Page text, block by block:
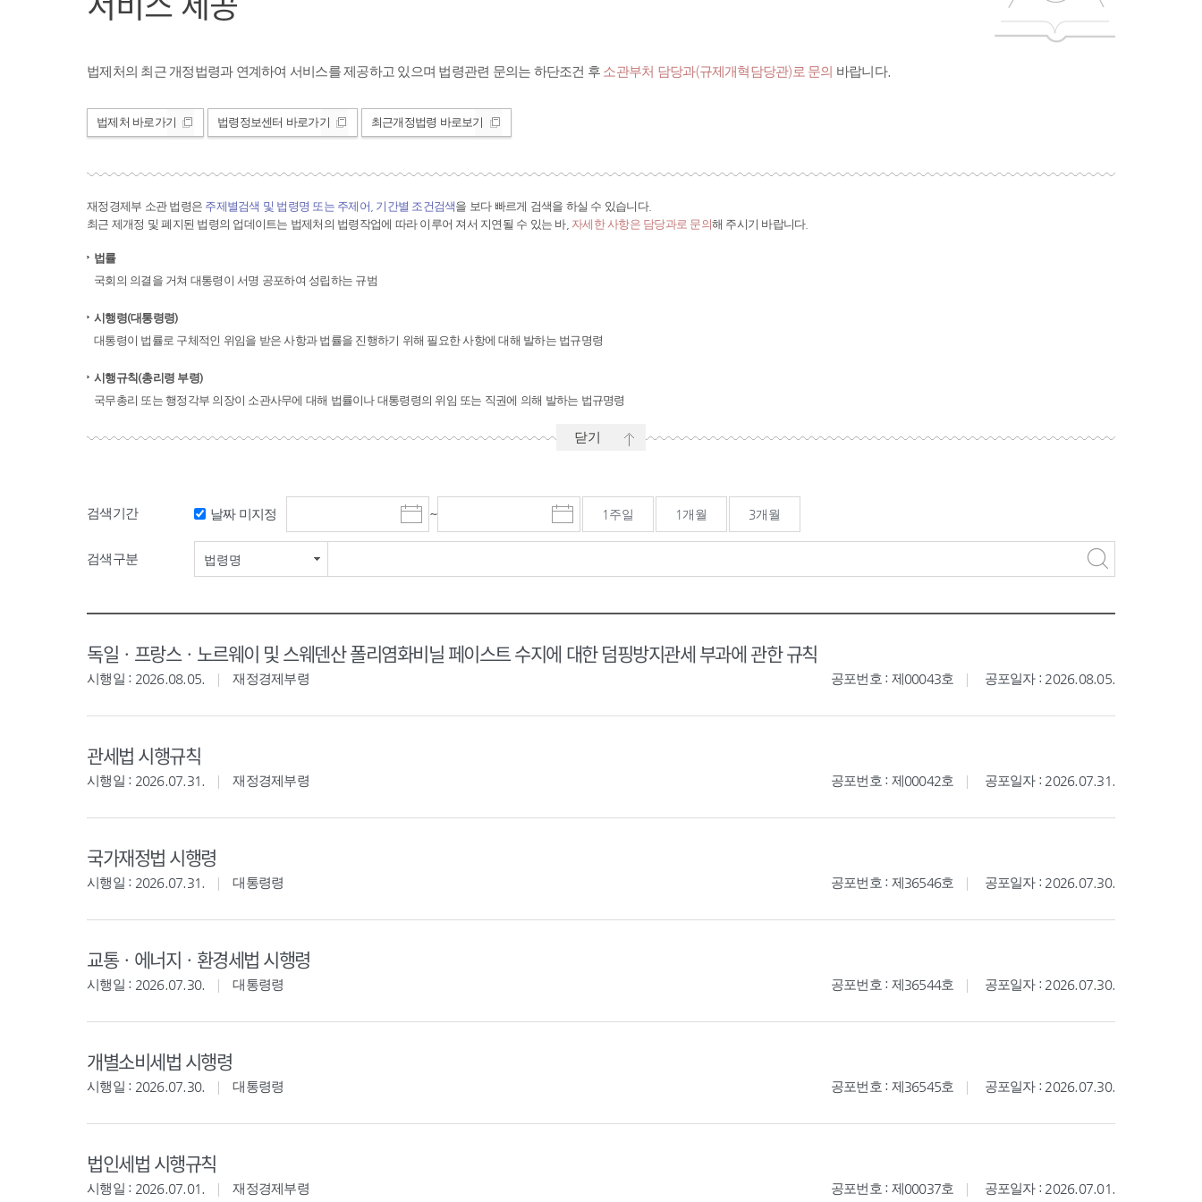
법제처의 최근 개정법령과 연계하여 서비스를 제공하고 있으며 법령관련 문의는 하단조건 후 소관부처 담당과(규제개혁담당관)로 문의 바랍니다.
법제처 바로가기 법령정보센터 바로가기 최근개정법령 바로보기
재정경제부 소관 법령은 주제별검색 및 법령명 또는 주제어, 기간별 조건검색을 보다 빠르게 검색을 하실 수 있습니다.
최근 제개정 및 폐지된 법령의 업데이트는 법제처의 법령작업에 따라 이루어 져서 지연될 수 있는 바, 자세한 사항은 담당과로 문의해 주시기 바랍니다.
법률
국회의 의결을 거쳐 대통령이 서명 공포하여 성립하는 규범
시행령(대통령령)
대통령이 법률로 구체적인 위임을 받은 사항과 법률을 진행하기 위해 필요한 사항에 대해 발하는 법규명령
시행규칙(총리령 부령)
국무총리 또는 행정각부 의장이 소관사무에 대해 법률이나 대통령령의 위임 또는 직권에 의해 발하는 법규명령
닫기
검색기간 날짜 미지정
시
작
~
마
감
1주일 1개월 3개월
검색구분 법령명
독일ㆍ프랑스ㆍ노르웨이 및 스웨덴산 폴리염화비닐 페이스트 수지에 대한 덤핑방지관세 부과에 관한 규칙
시행일 : 2026.08.05. 재정경제부령 공포번호 : 제00043호 공포일자 : 2026.08.05.
관세법 시행규칙
시행일 : 2026.07.31. 재정경제부령 공포번호 : 제00042호 공포일자 : 2026.07.31.
국가재정법 시행령
시행일 : 2026.07.31. 대통령령 공포번호 : 제36546호 공포일자 : 2026.07.30.
교통ㆍ에너지ㆍ환경세법 시행령
시행일 : 2026.07.30. 대통령령 공포번호 : 제36544호 공포일자 : 2026.07.30.
개별소비세법 시행령
시행일 : 2026.07.30. 대통령령 공포번호 : 제36545호 공포일자 : 2026.07.30.
법인세법 시행규칙
시행일 : 2026.07.01. 재정경제부령 공포번호 : 제00037호 공포일자 : 2026.07.01.